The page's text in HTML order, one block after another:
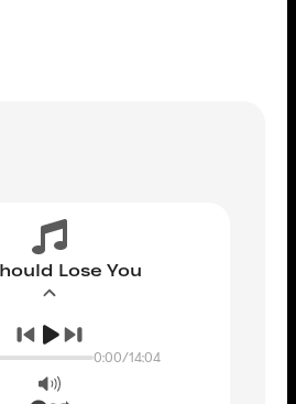
Lose You
0:00/14:04